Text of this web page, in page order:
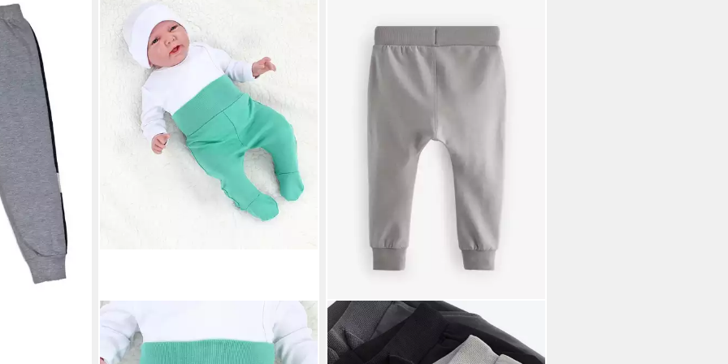
Jungen-
Print – in
TUPTAM
Schlupfhose TupTam Baby
Unisex Hose mit Fuß 5er Pack
ab 24,99 €
NEXTJogginghose Jogginghose,
5er-Pack (5-tlg)
ab 48,00 €